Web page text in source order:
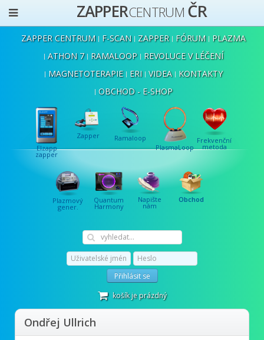
ZAPPERCENTRUM ČR
ZAPPER CENTRUM F-SCAN ZAPPER FÓRUM
PLAZMA
ATHON 7
RAMALOOP
REVOLUCE V LÉČENÍ
MAGNETOTERAPIE
ERI VIDEA
KONTAKTY
OBCHOD - E-SHOP
Elzapp
zapper
Zapper
Ramaloop
PlasmaLoop
Frekvenční
metoda
Plazmový
gener.
Quantum
Harmony
Napište
nám
Obchod
Přihlásit se
košík je prázdný
Ondřej Ullrich